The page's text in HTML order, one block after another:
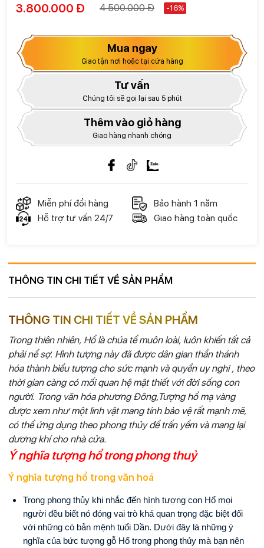
3.800.000 Đ 4.500.000 Đ -16%
Mua ngay
Giao tận nơi hoặc tại cửa hàng
Tư vấn
Chúng tôi sẽ gọi lại sau 5 phút
Thêm vào giỏ hàng
Giao hàng nhanh chóng
Miễn phí đổi hàng
Bảo hành 1 năm
Hỗ trợ tư vấn 24/7
Giao hàng toàn quốc
THÔNG TIN CHI TIẾT VỀ SẢN PHẨM
THÔNG TIN CHI TIẾT VỀ SẢN PHẨM
Trong thiên nhiên, Hổ là chúa tể muôn loài, luôn khiến tất cả
phải nể sợ. Hình tượng này đã được dân gian thần thánh
hóa thành biểu tượng cho sức mạnh và quyền uy nghi , theo
thời gian càng có mối quan hệ mật thiết với đời sống con
người. Trong văn hóa phương Đông,Tượng hổ mạ vàng
được xem như một linh vật mang tính bảo vệ rất mạnh mẽ,
có thể ứng dụng theo phong thủy để trấn yểm và mang lại
dương khí cho nhà cửa.
Ý nghĩa tượng hổ trong phong thuỷ
Ý nghĩa tượng hổ trong văn hoá
Trong phong thủy khi nhắc đến hình tượng con Hổ mọi
người đều biết nó đóng vai trò khá quan trọng đặc biệt đối
với những có bản mệnh tuổi Dần. Dưới đây là những ý
nghĩa của bức tượng gỗ Hổ trong phong thủy mà bạn nên